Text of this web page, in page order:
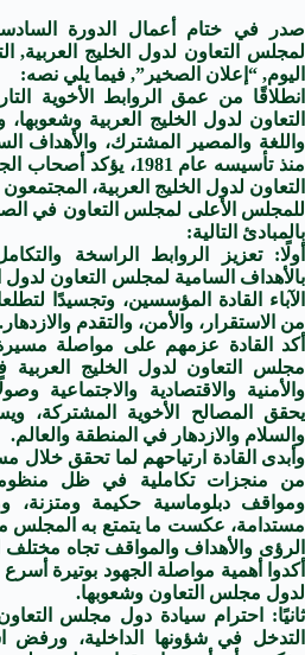
صدر في ختام أعمال الدورة
لمجلس التعاون لدول الخليج
اليوم, “إعلان الصخير”, فيما يلي نصه:
انطلاقًا من عمق الروابط الأخوية
التعاون لدول الخليج العربية
واللغة والمصير المشترك، والأهداف
منذ تأسيسه عام 1981،
التعاون لدول الخليج العربية،
للمجلس الأعلى لمجلس التعاون في
بالمبادئ التالية:
أولًا: تعزيز الروابط الراسخة
بالأهداف السامية لمجلس التعاون لدول
الآباء القادة المؤسسين، وتجسيدًا
من الاستقرار، والأمن، والتقدم والازدهار.
أكد القادة عزمهم على مواصلة
مجلس التعاون لدول الخليج العربية
والأمنية والاقتصادية والاجتماعية
يحقق المصالح الأخوية المشتركة،
والسلام والازدهار في المنطقة والعالم.
وأبدى القادة ارتياحهم لما تحقق خلال
من منجزات تكاملية في ظل
ومواقف دبلوماسية حكيمة ومتزنة،
مستدامة، عكست ما يتمتع به
الرؤى والأهداف والمواقف تجاه مختلف
أكدوا أهمية مواصلة الجهود بوتيرة
لدول مجلس التعاون وشعوبها.
ثانيًا: احترام سيادة دول مجلس
التدخل في شؤونها الداخلية، ورفض